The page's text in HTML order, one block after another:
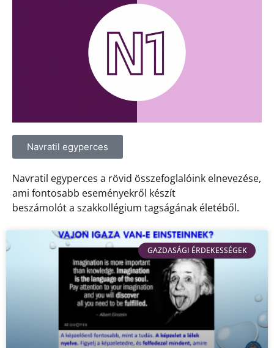
Navratil egyperces
Navratil egyperces a rövid összefoglalóink elnevezése,
ami fontosabb eseményekről készít
beszámolót a szakkollégium tagságának életéből.
GAZDASÁGI ÉRDEKESSÉGEK